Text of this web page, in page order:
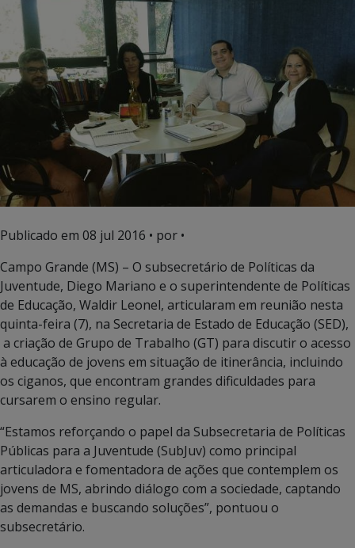
Publicado em 08 jul 2016 • por •
Campo Grande (MS) – O subsecretário de Políticas da
Juventude, Diego Mariano e o superintendente de Políticas
de Educação, Waldir Leonel, articularam em reunião nesta
quinta-feira (7), na Secretaria de Estado de Educação (SED),
a criação de Grupo de Trabalho (GT) para discutir o acesso
à educação de jovens em situação de itinerância, incluindo
os ciganos, que encontram grandes dificuldades para
cursarem o ensino regular.
“Estamos reforçando o papel da Subsecretaria de Políticas
Públicas para a Juventude (SubJuv) como principal
articuladora e fomentadora de ações que contemplem os
jovens de MS, abrindo diálogo com a sociedade, captando
as demandas e buscando soluções”, pontuou o
subsecretário.